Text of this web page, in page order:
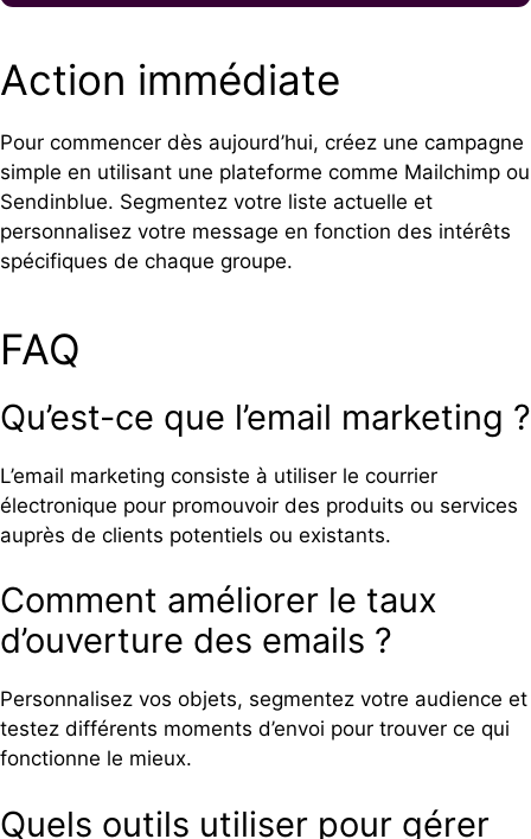
Action immédiate
Pour commencer dès aujourd’hui, créez une campagne
simple en utilisant une plateforme comme Mailchimp ou
Sendinblue. Segmentez votre liste actuelle et
personnalisez votre message en fonction des intérêts
spécifiques de chaque groupe.
FAQ
Qu’est-ce que l’email marketing ?
L’email marketing consiste à utiliser le courrier
électronique pour promouvoir des produits ou services
auprès de clients potentiels ou existants.
Comment améliorer le taux
d’ouverture des emails ?
Personnalisez vos objets, segmentez votre audience et
testez différents moments d’envoi pour trouver ce qui
fonctionne le mieux.
Quels outils utiliser pour gérer